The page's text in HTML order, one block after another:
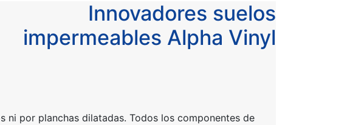
Innovadores suelos
impermeables Alpha Vinyl
ni por planchas dilatadas. Todos los componentes de